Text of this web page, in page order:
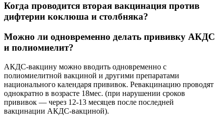
Когда проводится вторая вакцинация против
дифтерии коклюша и столбняка?
Можно ли одновременно делать прививку АКДС
и полиомиелит?
АКДС-вакцину можно вводить одновременно с
полиомиелитной вакциной и другими препаратами
национального календаря прививок. Ревакцинацию проводят
однократно в возрасте 18мес. (при нарушении сроков
прививок — через 12-13 месяцев после последней
вакцинации АКДС-вакциной).